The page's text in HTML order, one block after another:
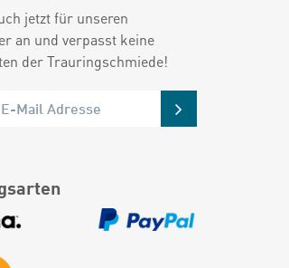
jetzt für unseren
an und verpasst keine
der Trauringschmiede!